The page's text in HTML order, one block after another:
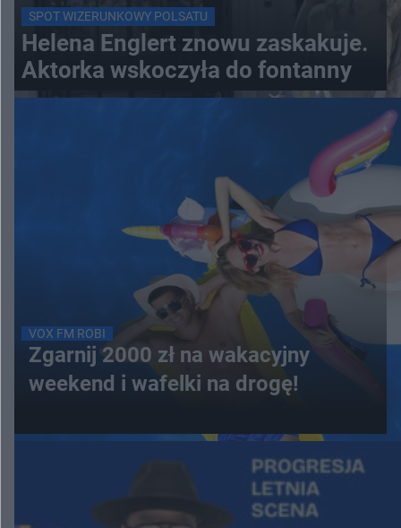
SPOT WIZERUNKOWY POLSATU
Helena Englert znowu zaskakuje.
Aktorka wskoczyła do fontanny
VOX FM ROBI
Zgarnij 2000 zł na wakacyjny
weekend i wafelki na drogę!